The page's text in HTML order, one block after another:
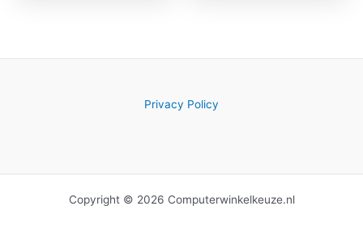
Privacy Policy
Copyright © 2026 Computerwinkelkeuze.nl